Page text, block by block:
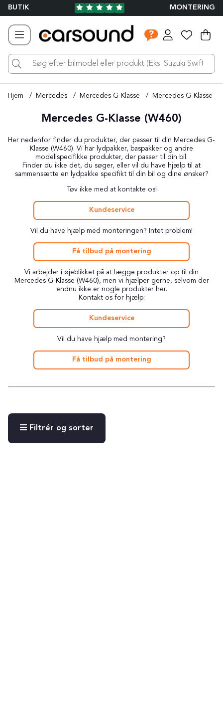
BUTIK MONTERING
.
Hjem Mercedes Mercedes G-Klasse Mercedes G-Klasse
Mercedes G-Klasse (W460)
Her nedenfor finder du produkter, der passer til din Mercedes G-
Klasse (W460). Vi har lydpakker, baspakker og andre
modellspecifikke produkter, der passer til din bil.
Finder du ikke det, du søger, eller vil du have hjælp til at
sammensætte en lydpakke specifikt til din bil og dine ønsker?
Tøv ikke med at kontakte os!
Kundeservice
Vil du have hjælp med monteringen? Intet problem!
Få tilbud på montering
Vi arbejder i øjeblikket på at lægge produkter op til din
Mercedes G-Klasse (W460), men vi hjælper gerne, selvom der
endnu ikke er nogle produkter her.
Kontakt os for hjælp:
Kundeservice
Vil du have hjælp med montering?
Få tilbud på montering
Filtrér og sorter